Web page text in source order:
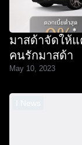
มาสด้าจัดให้แ
คนรักมาสด้า
May 10, 2023
I News